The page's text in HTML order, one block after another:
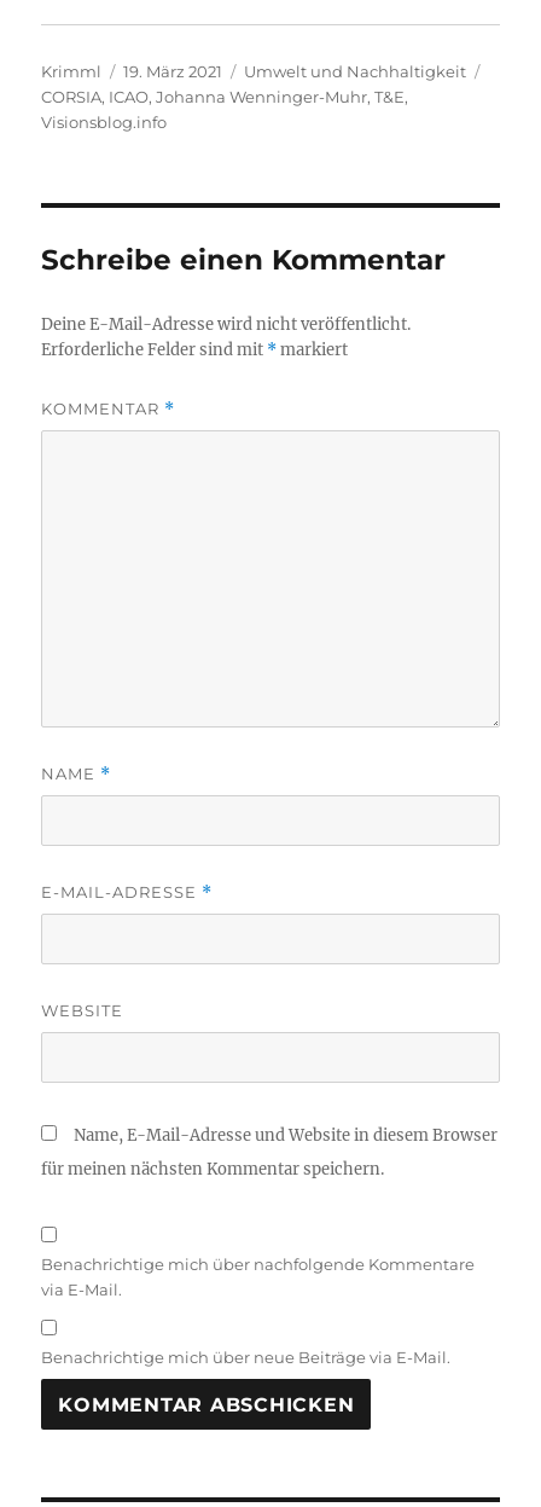
Autor
Krimml
Veröffentlicht
am
19. März 2021 Kategorien
Umwelt und Nachhaltigkeit
CORSIA, ICAO,Johanna Wenninger-Muhr,T&E,
Visionsblog.info
Schreibe einen Kommentar
Deine E-Mail-Adresse wird nicht veröffentlicht.
Erforderliche Felder sind mit *markiert
KOMMENTAR *
NAME *
E-MAIL-ADRESSE *
WEBSITE
Name, E-Mail-Adresse und Website in diesem Browser
für meinen nächsten Kommentar speichern.
Benachrichtige mich über nachfolgende Kommentare
via E-Mail.
Benachrichtige mich über neue Beiträge via E-Mail.